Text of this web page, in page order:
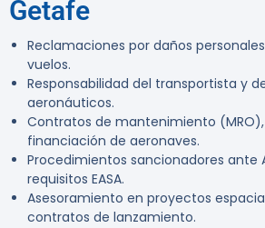
Getafe
Reclamaciones por daños
vuelos.
Responsabilidad del transportista y
aeronáuticos.
Contratos de mantenimiento
financiación de aeronaves.
Procedimientos sancionadores ante
requisitos EASA.
Asesoramiento en proyectos
contratos de lanzamiento.